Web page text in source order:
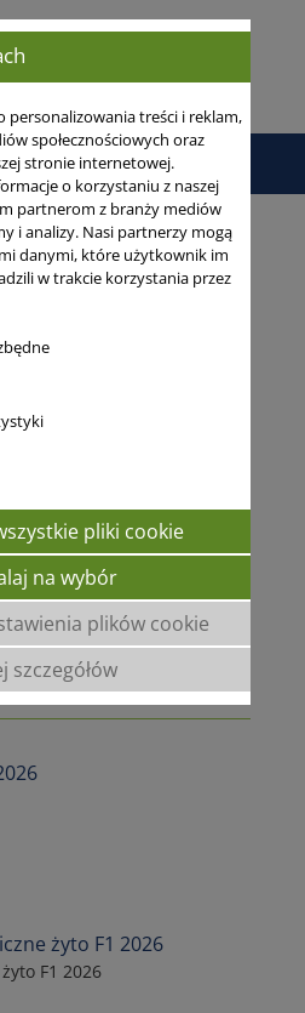
F1 2026
personalizowania treści i reklam,
społecznościowych oraz
stronie internetowej.
o korzystaniu z naszej
partnerom z branży mediów
i analizy. Nasi partnerzy mogą
danymi, które użytkownik im
w trakcie korzystania przez
pliki cookie
na wybór
plików cookie
szczegółów